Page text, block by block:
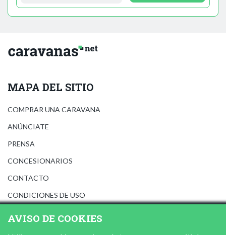
MAPA DEL SITIO
COMPRAR UNA CARAVANA
ANÚNCIATE
PRENSA
CONCESIONARIOS
CONTACTO
CONDICIONES DE USO
AVISO DE COOKIES